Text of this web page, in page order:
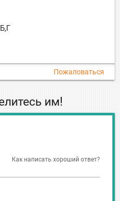
Пожаловаться
им!
Как написать хороший ответ?